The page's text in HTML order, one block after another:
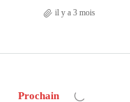
il y a 3 mois
Prochain